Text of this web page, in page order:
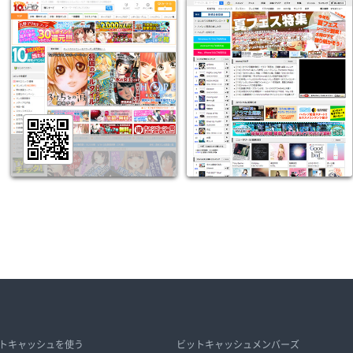
キャッシュを使う ビットキャッシュメンバーズ